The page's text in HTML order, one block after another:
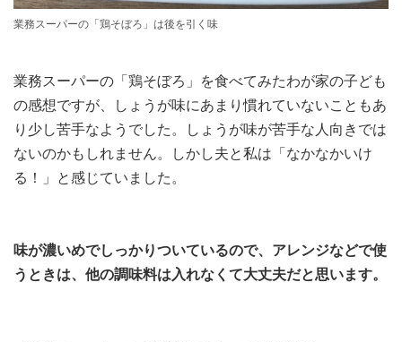
業務スーパーの「鶏そぼろ」は後を引く味
業務スーパーの「鶏そぼろ」を食べてみたわが家の子ども
の感想ですが、しょうが味にあまり慣れていないこともあ
り少し苦手なようでした。しょうが味が苦手な人向きでは
ないのかもしれません。しかし夫と私は「なかなかいけ
る！」と感じていました。
味が濃いめでしっかりついているので、アレンジなどで使
うときは、他の調味料は入れなくて大丈夫だと思います。